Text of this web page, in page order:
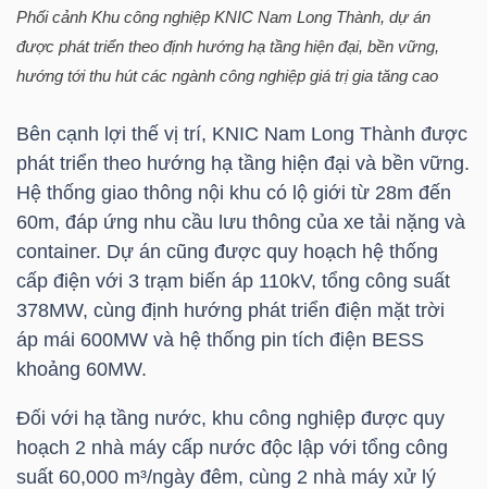
Phối cảnh Khu công nghiệp KNIC Nam Long Thành, dự án
được phát triển theo định hướng hạ tầng hiện đại, bền vững,
hướng tới thu hút các ngành công nghiệp giá trị gia tăng cao
Bên cạnh lợi thế vị trí, KNIC Nam Long Thành được
phát triển theo hướng hạ tầng hiện đại và bền vững.
Hệ thống giao thông nội khu có lộ giới từ 28m đến
60m, đáp ứng nhu cầu lưu thông của xe tải nặng và
container. Dự án cũng được quy hoạch hệ thống
cấp điện với 3 trạm biến áp 110kV, tổng công suất
378MW, cùng định hướng phát triển điện mặt trời
áp mái 600MW và hệ thống pin tích điện BESS
khoảng 60MW.
Đối với hạ tầng nước, khu công nghiệp được quy
hoạch 2 nhà máy cấp nước độc lập với tổng công
suất 60,000 m³/ngày đêm, cùng 2 nhà máy xử lý
YẾU
TIÊU
DÙNG
THIẾT
YẾU
CHĂM
SỨC
KHỎE